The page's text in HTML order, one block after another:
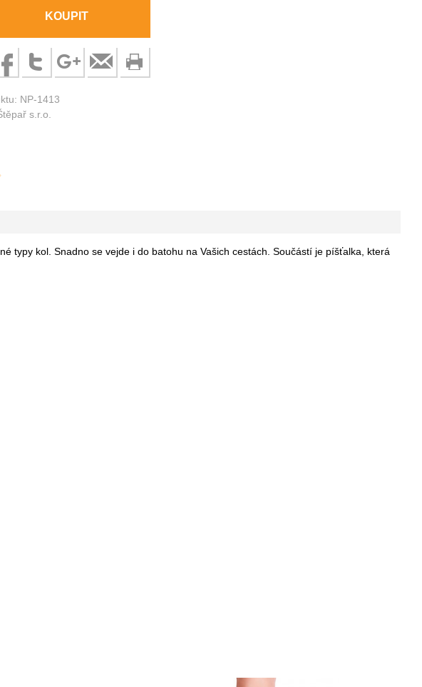
KOUPIT
NP-1413
s.r.o.
typy kol. Snadno se vejde i do batohu na Vašich cestách. Součástí je píšťalka, která